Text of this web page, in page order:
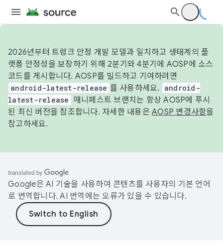
2026년부터 트렁크 안정 개발 모델과 일치하고 생태계의 플
랫폼 안정성을 보장하기 위해 2분기와 4분기에 AOSP에 소스
코드를 게시합니다. AOSP를 빌드하고 기여하려면
android-latest-release 를 사용하세요.
android-
latest-release
매니페스트 브랜치는 항상 AOSP에 푸시
된 최신 버전을 참조합니다. 자세한 내용은 AOSP 변경사항을
참고하세요.
Google은 AI 기술을 사용하여 콘텐츠를 사용자의 기본 언어
로 번역합니다. AI 번역에는 오류가 있을 수 있습니다.